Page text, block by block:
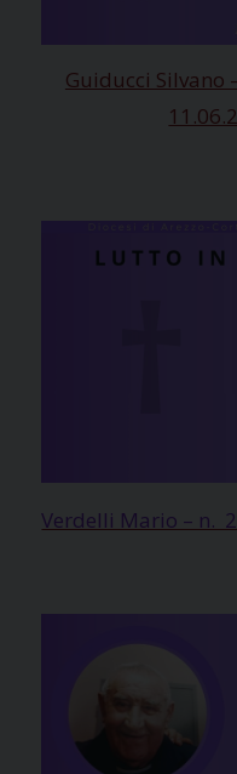
Guiducci Silvano
Verdelli Mario – n.